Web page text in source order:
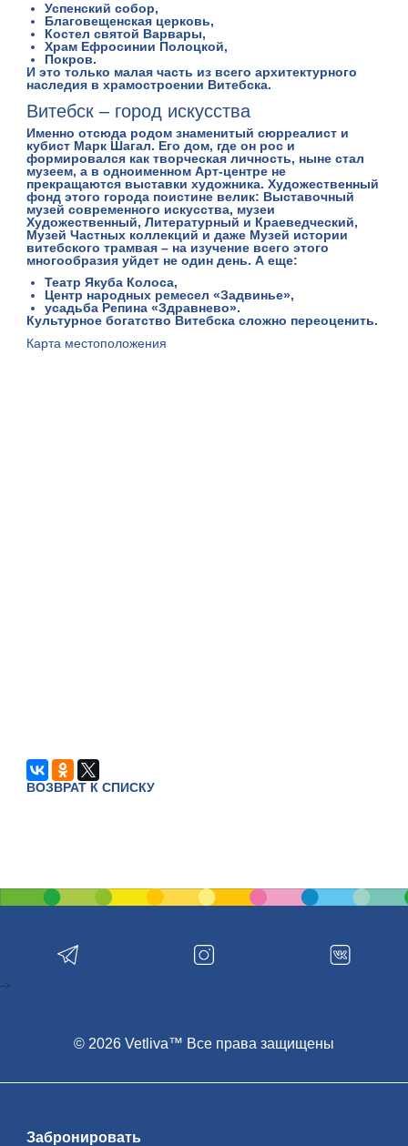
Успенский собор,
Благовещенская церковь,
Костел святой Варвары,
Храм Ефросинии Полоцкой,
Покров.
И это только малая часть из всего архитектурного
наследия в храмостроении Витебска.
Витебск – город искусства
Именно отсюда родом знаменитый сюрреалист и
кубист Марк Шагал. Его дом, где он рос и
формировался как творческая личность, ныне стал
музеем, а в одноименномАрт-центре не
прекращаются выставки художника. Художественный
фонд этого города поистине велик: Выставочный
музей современного искусства, музеи
Художественный, Литературный и Краеведческий,
Музей Частных коллекций и даже Музей истории
витебского трамвая – на изучение всего этого
многообразия уйдет не один день. А еще:
Театр Якуба Колоса,
Центр народных ремесел «Задвинье»,
усадьба Репина«Здравнево».
Культурное богатство Витебска сложно переоценить.
Карта местоположения
ВОЗВРАТ К СПИСКУ
Забронировать
© 2026 Vetliva™ Все права защищены
-->